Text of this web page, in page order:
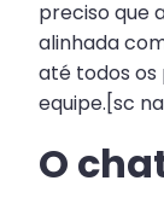
preciso que
alinhada
até todos
equipe.[sc
O